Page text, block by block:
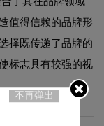
值得信赖的品牌形
择既传递了品牌的
标志具有较强的视
不再弹出